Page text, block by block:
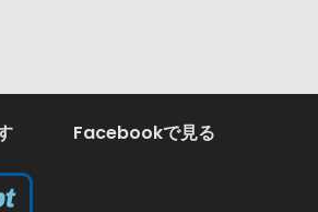
Facebookで見る